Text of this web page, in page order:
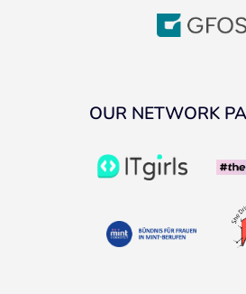
OUR NETWORK